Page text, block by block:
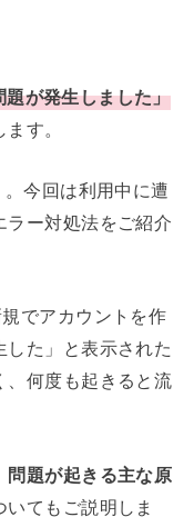
が発生しました」
す。
今回は利用中に遭
ラー対処法をご紹介
でアカウントを作
した」と表示された
、何度も起きると流
問題が起きる主な原
いてもご説明しま